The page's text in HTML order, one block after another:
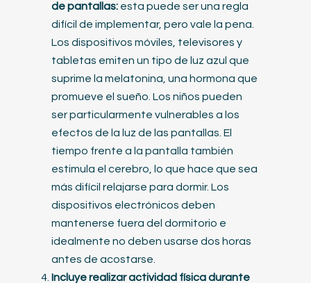
de pantallas: esta puede ser una regla
difícil de implementar, pero vale la pena.
Los dispositivos móviles, televisores y
tabletas emiten un tipo de luz azul que
suprime la melatonina, una hormona que
promueve el sueño. Los niños pueden
ser particularmente vulnerables a los
efectos de la luz de las pantallas. El
tiempo frente a la pantalla también
estimula el cerebro, lo que hace que sea
más difícil relajarse para dormir. Los
dispositivos electrónicos deben
mantenerse fuera del dormitorio e
idealmente no deben usarse dos horas
antes de acostarse.
Incluye realizar actividad física durante